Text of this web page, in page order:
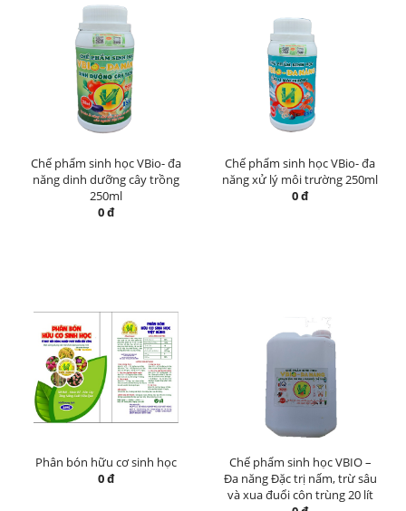
Chế phẩm sinh học VBio- đa
năng dinh dưỡng cây trồng
250ml
0 đ
Chế phẩm sinh học VBio- đa
năng xử lý môi trường 250ml
0 đ
Phân bón hữu cơ sinh học
0 đ
Chế phẩm sinh học VBIO –
Đa năng Đặc trị nấm, trừ sâu
và xua đuổi côn trùng 20 lít